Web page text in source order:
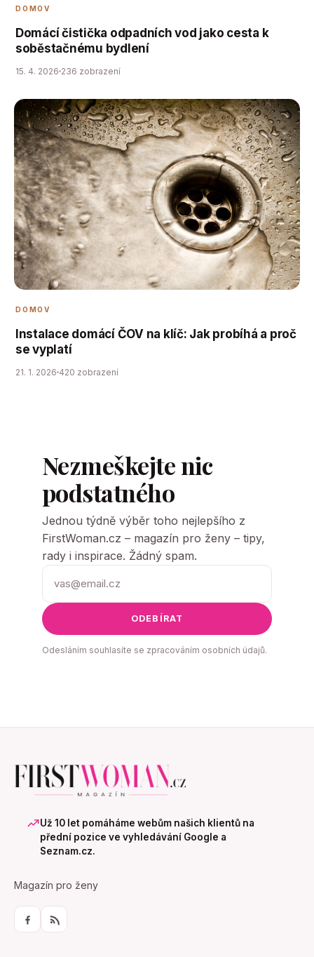
DOMOV
Domácí čistička odpadních vod jako cesta k
soběstačnému bydlení
15. 4. 2026 236 zobrazení
DOMOV
Instalace domácí ČOV na klíč: Jak probíhá a proč
se vyplatí
21. 1. 2026 420 zobrazení
Nezmeškejte nic
podstatného
Jednou týdně výběr toho nejlepšího z
FirstWoman.cz – magazín pro ženy – tipy,
rady i inspirace. Žádný spam.
ODEBÍRAT
Odesláním souhlasíte se zpracováním osobních údajů.
Už 10 let pomáháme webům našich klientů na
přední pozice ve vyhledávání Google a
Seznam.cz.
Magazín pro ženy